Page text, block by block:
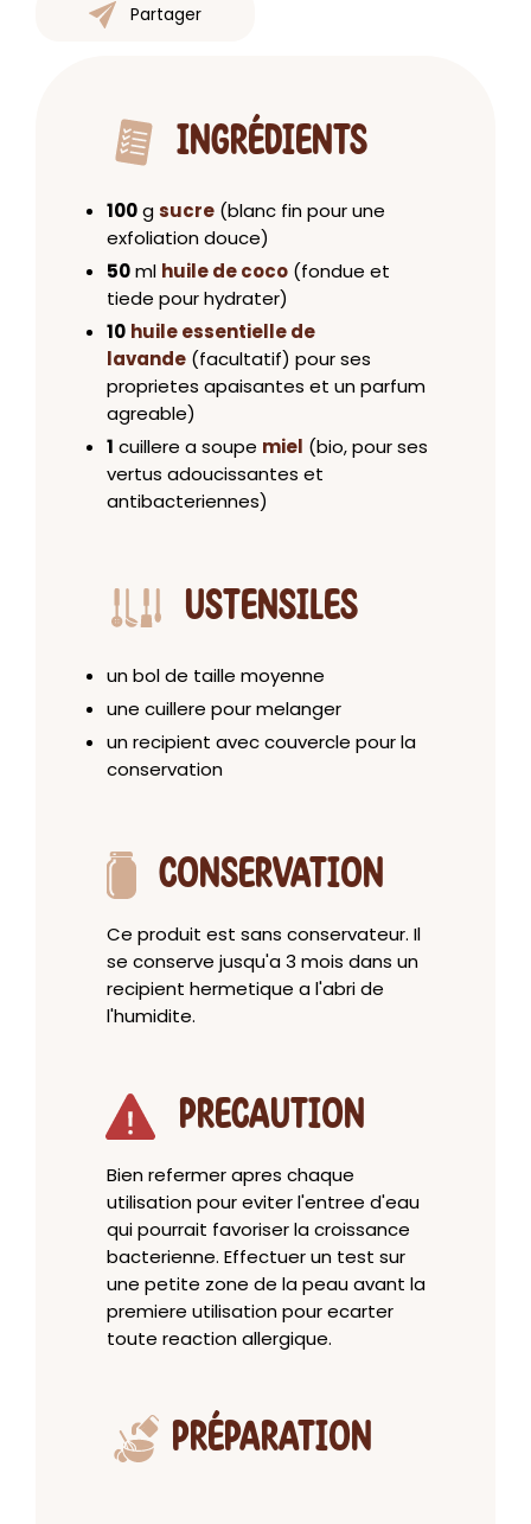
Partager
INGRÉDIENTS
100gsucre (blanc fin pour une
exfoliation douce)
50ml huile de coco (fondue et
tiede pour hydrater)
10 huile essentielle de
lavande (facultatif) pour ses
proprietes apaisantes et un parfum
agreable)
1 cuillere a soupe miel (bio, pour ses
vertus adoucissantes et
antibacteriennes)
USTENSILES
un bol de taille moyenne
une cuillere pour melanger
un recipient avec couvercle pour la
conservation
CONSERVATION
Ce produit est sans conservateur. Il
se conserve jusqu'a 3 mois dans un
recipient hermetique a l'abri de
l'humidite.
PRECAUTION
Bien refermer apres chaque
utilisation pour eviter l'entree d'eau
qui pourrait favoriser la croissance
bacterienne. Effectuer un test sur
une petite zone de la peau avant la
premiere utilisation pour ecarter
toute reaction allergique.
PRÉPARATION